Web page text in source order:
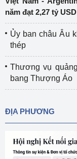
năm đạt 2,27 tỷ USD
Ủy ban châu Âu
thép
Thương vụ
bang Thượng Áo
ĐỊA PHƯƠNG